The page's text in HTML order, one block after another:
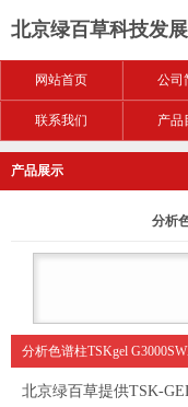
北京绿百草科技发
网站首页 公司
联系我们 产品
产品展示
分析
分析色谱柱TSKgel
北京绿百草提供TSK-